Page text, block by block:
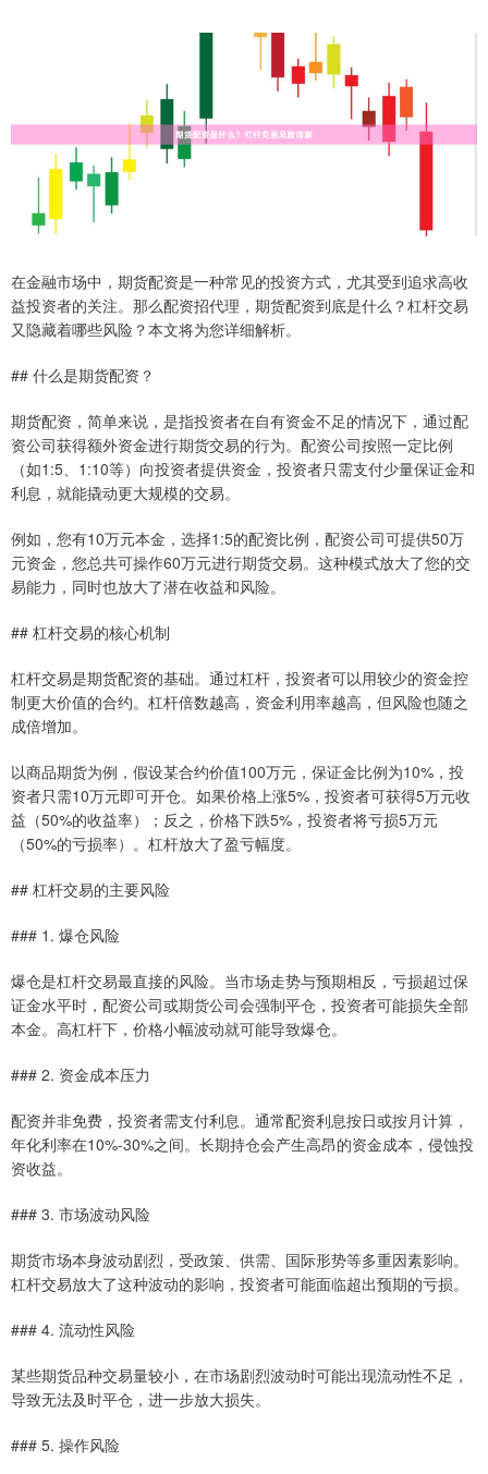
在金融市场中，期货配资是一种常见的投资方式，尤其受到追求高收
益投资者的关注。那么配资招代理，期货配资到底是什么？杠杆交易
又隐藏着哪些风险？本文将为您详细解析。
## 什么是期货配资？
期货配资，简单来说，是指投资者在自有资金不足的情况下，通过配
资公司获得额外资金进行期货交易的行为。配资公司按照一定比例
（如1:5、1:10等）向投资者提供资金，投资者只需支付少量保证金和
利息，就能撬动更大规模的交易。
例如，您有10万元本金，选择1:5的配资比例，配资公司可提供50万
元资金，您总共可操作60万元进行期货交易。这种模式放大了您的交
易能力，同时也放大了潜在收益和风险。
## 杠杆交易的核心机制
杠杆交易是期货配资的基础。通过杠杆，投资者可以用较少的资金控
制更大价值的合约。杠杆倍数越高，资金利用率越高，但风险也随之
成倍增加。
以商品期货为例，假设某合约价值100万元，保证金比例为10%，投
资者只需10万元即可开仓。如果价格上涨5%，投资者可获得5万元收
益（50%的收益率）；反之，价格下跌5%，投资者将亏损5万元
（50%的亏损率）。杠杆放大了盈亏幅度。
## 杠杆交易的主要风险
### 1. 爆仓风险
爆仓是杠杆交易最直接的风险。当市场走势与预期相反，亏损超过保
证金水平时，配资公司或期货公司会强制平仓，投资者可能损失全部
本金。高杠杆下，价格小幅波动就可能导致爆仓。
### 2. 资金成本压力
配资并非免费，投资者需支付利息。通常配资利息按日或按月计算，
年化利率在10%-30%之间。长期持仓会产生高昂的资金成本，侵蚀投
资收益。
### 3. 市场波动风险
期货市场本身波动剧烈，受政策、供需、国际形势等多重因素影响。
杠杆交易放大了这种波动的影响，投资者可能面临超出预期的亏损。
### 4. 流动性风险
某些期货品种交易量较小，在市场剧烈波动时可能出现流动性不足，
导致无法及时平仓，进一步放大损失。
### 5. 操作风险